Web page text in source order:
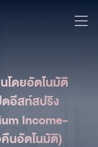
โดยอัตโนมัติ
ดอีสท์สปริง
Income-
นอัตโนมัติ)